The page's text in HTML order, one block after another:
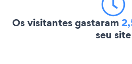
Os visitantes gastaram
seu site